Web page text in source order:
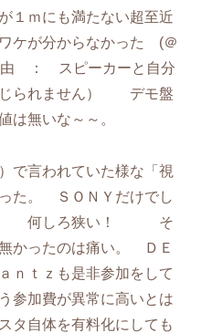
１ｍにも満たない超至近
ケが分からなかった (＠
： スピーカーと自分
じられません） デモ盤
は無いな～～。
で言われていた様な「視
た。 ＳＯＮＹだけでし
・ 何しろ狭い！ そ
かったのは痛い。 ＤＥ
ｎｔｚも是非参加をして
参加費が異常に高いとは
タ自体を有料化にしても